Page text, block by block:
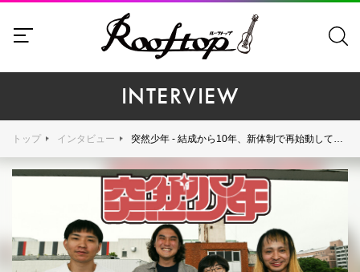
INTERVIEW
トップ インタビュー 突然少年 - 結成から10年、新体制で再始動してから1年の現在、ライブアルバム『The Meeting Place 20230324』をリリースする突然少年に"苦闘と挑戦の5年間"を訊いた